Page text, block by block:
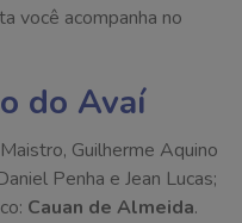
você acompanha no
do Avaí
Guilherme Aquino
Penha e Jean Lucas;
Cauan de Almeida.